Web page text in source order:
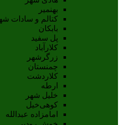
بهنمیر
کتالم و سادات
بابکان
پل سفید
کلارآباد
زرگرشهر
چمنستان
کلاردشت
ارطه
خلیل شهر
کوهی‌خیل
امامزاده عبدالله